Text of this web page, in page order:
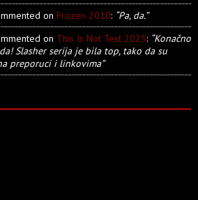
on Frozen 2010: “Pa, da.”
on This Is Not Test 2025: “Konačno
Slasher serija je bila top, tako da su
preporuci i linkovima”